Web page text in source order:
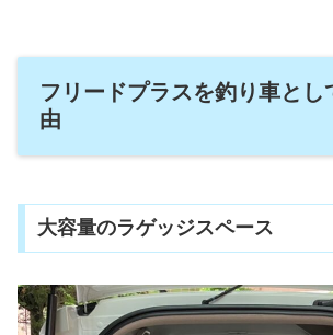
フリードプラスを釣り車とし
由
大容量のラゲッジスペース